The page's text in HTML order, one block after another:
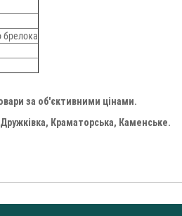
брелока
за об'єктивними цінами.
Дружківка, Краматорська, Каменське.